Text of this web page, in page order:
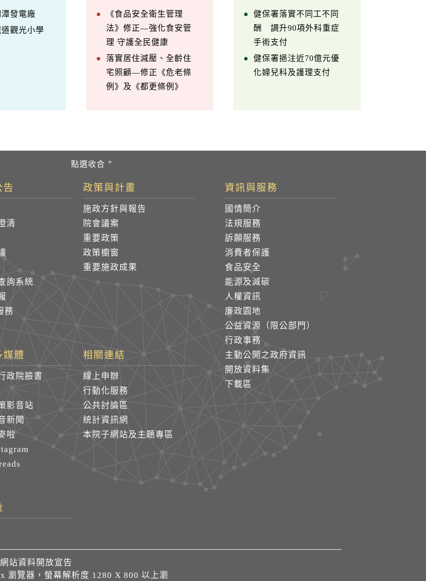
發電廠
觀光小學
《食品安全衛生管理
法》修正—強化食安管
理 守護全民健康
落實居住減壓、全齡住
宅照顧—修正《危老條
例》及《都更條例》
健保署落實不同工不同
酬 調升90項外科重症
手術支付
健保署挹注近70億元優
化婦兒科及護理支付
告
清
詢系統
務
政策與計畫
施政方針與報告
院會議案
重要政策
政策櫥窗
重要施政成果
資訊與服務
國情簡介
法規服務
訴願服務
消費者保護
食品安全
能源及減碳
人權資訊
廉政園地
公益資源（限公部門）
行政事務
主動公開之政府資訊
開放資料集
下載區
媒體
政院臉書
影音站
新聞
啦
相關連結
線上申辦
行動化服務
公共討論區
統計資訊網
本院子網站及主題專區
站資料開放宣告
瀏覽器，螢幕解析度 1280 X 800 以上瀏